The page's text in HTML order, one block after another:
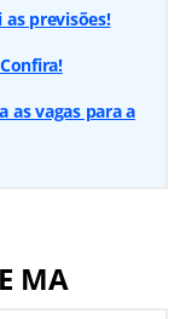
previsões!
as vagas para a
MA